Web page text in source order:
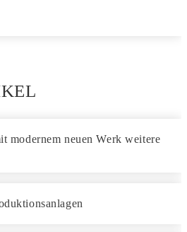
modernem neuen Werk weitere